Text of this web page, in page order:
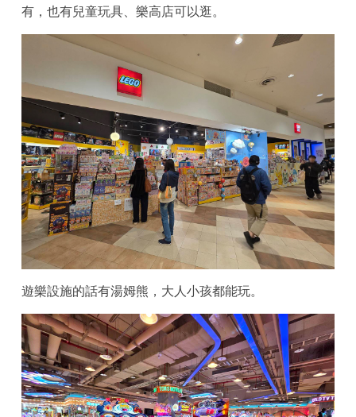
有，也有兒童玩具、樂高店可以逛。
遊樂設施的話有湯姆熊，大人小孩都能玩。